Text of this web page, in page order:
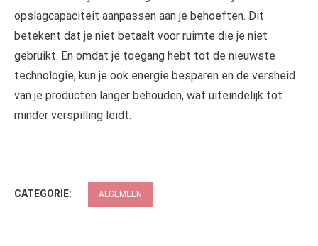
opslagcapaciteit aanpassen aan je behoeften. Dit
betekent dat je niet betaalt voor ruimte die je niet
gebruikt. En omdat je toegang hebt tot de nieuwste
technologie, kun je ook energie besparen en de versheid
van je producten langer behouden, wat uiteindelijk tot
minder verspilling leidt.
CATEGORIE: ALGEMEEN